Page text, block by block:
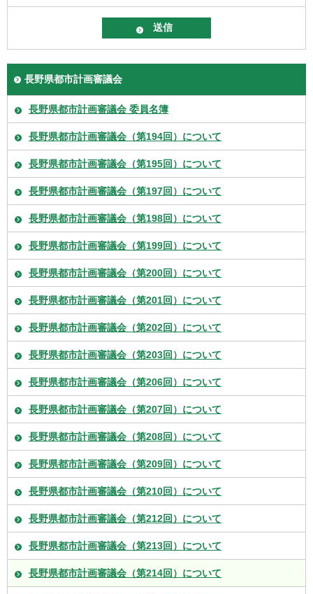
長野県都市計画審議会
長野県都市計画審議会 委員名簿
長野県都市計画審議会（第194回）について
長野県都市計画審議会（第195回）について
長野県都市計画審議会（第197回）について
長野県都市計画審議会（第198回）について
長野県都市計画審議会（第199回）について
長野県都市計画審議会（第200回）について
長野県都市計画審議会（第201回）について
長野県都市計画審議会（第202回）について
長野県都市計画審議会（第203回）について
長野県都市計画審議会（第206回）について
長野県都市計画審議会（第207回）について
長野県都市計画審議会（第208回）について
長野県都市計画審議会（第209回）について
長野県都市計画審議会（第210回）について
長野県都市計画審議会（第212回）について
長野県都市計画審議会（第213回）について
長野県都市計画審議会（第214回）について